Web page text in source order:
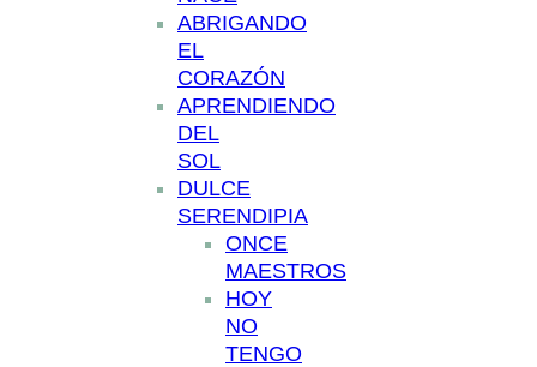
ABRIGANDO
EL
CORAZÓN
APRENDIENDO
DEL
SOL
DULCE
SERENDIPIA
ONCE
MAESTROS
HOY
NO
TENGO